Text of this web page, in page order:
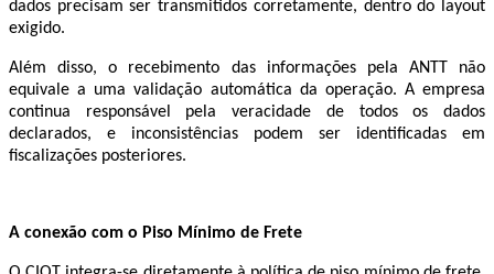
dados precisam ser transmitidos corretamente, dentro do layout
exigido.
Além disso, o recebimento das informações pela ANTT não
equivale a uma validação automática da operação. A empresa
continua responsável pela veracidade de todos os dados
declarados, e inconsistências podem ser identificadas em
fiscalizações posteriores.
A conexão com o Piso Mínimo de Frete